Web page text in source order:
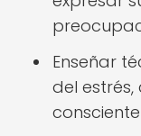
Enseñar
del